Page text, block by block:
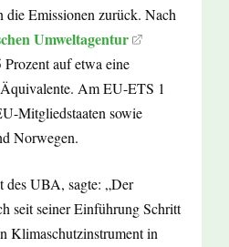
die Emissionen zurück. Nach
Umweltagentur
auf etwa eine
Am EU-ETS 1
Mitgliedstaaten sowie
Norwegen.
des UBA, sagte: „Der
seit seiner Einführung Schritt
Klimaschutzinstrument in